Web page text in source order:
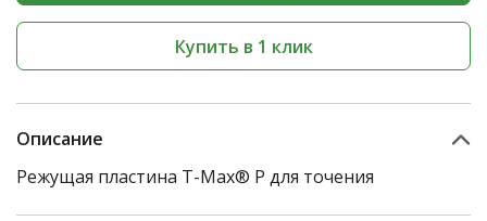
Купить в 1 клик
Описание
Режущая пластина T-Max® P для точения